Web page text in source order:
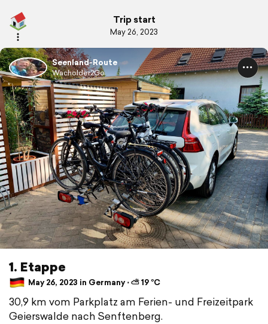
Trip start
May 26, 2023
Seenland-Route
Wacholder2Go
1. Etappe
May 26, 2023 in Germany ⋅ ⛅ 19 °C
30,9 km vom Parkplatz am Ferien- und Freizeitpark
Geierswalde nach Senftenberg.